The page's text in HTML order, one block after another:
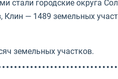
городские округа
— 1489 земельных
земельных участков.